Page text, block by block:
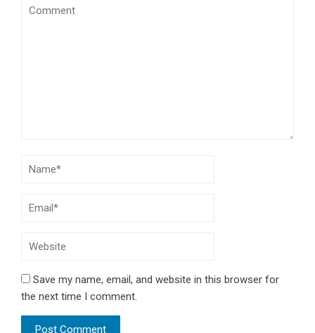
Save my name, email, and website in this browser for
the next time I comment.